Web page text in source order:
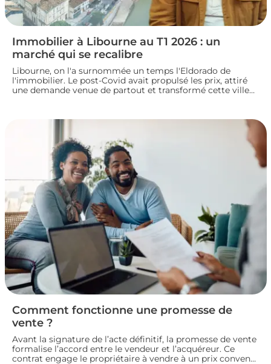
Immobilier à Libourne au T1 2026 : un
marché qui se recalibre
Libourne, on l'a surnommée un temps l'Eldorado de
l'immobilier. Le post-Covid avait propulsé les prix, attiré
une demande venue de partout et transformé cette ville
Comment fonctionne une promesse de
vente ?
Avant la signature de l’acte définitif, la promesse de vente
formalise l’accord entre le vendeur et l’acquéreur. Ce
contrat engage le propriétaire à vendre à un prix convenu